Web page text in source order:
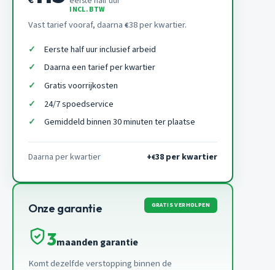
INCL. BTW
Vast tarief vooraf, daarna €38 per kwartier.
Eerste half uur inclusief arbeid
Daarna een tarief per kwartier
Gratis voorrijkosten
24/7 spoedservice
Gemiddeld binnen 30 minuten ter plaatse
Daarna per kwartier +€38 per kwartier
Onze garantie GRATIS VERHOLPEN
3maanden garantie
Komt dezelfde verstopping binnen de